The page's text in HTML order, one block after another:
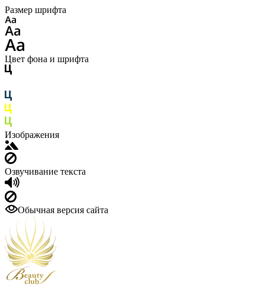
Размер шрифта
Цвет фона и шрифта
Изображения
Озвучивание текста
Обычная версия сайта